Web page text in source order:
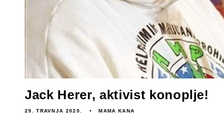
Jack Herer, aktivist konoplje!
29. TRAVNJA 2020. MAMA KANA